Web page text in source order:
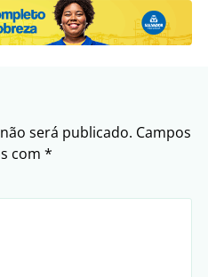
será publicado. Campos
com *